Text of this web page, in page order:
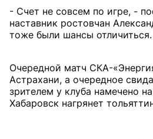
- Счет не совсем по игре, -
наставник ростовчан
тоже были шансы отличиться.
Очередной матч СКА-
Астрахани, а очередное
зрителем у клуба намечено
Хабаровск нагрянет